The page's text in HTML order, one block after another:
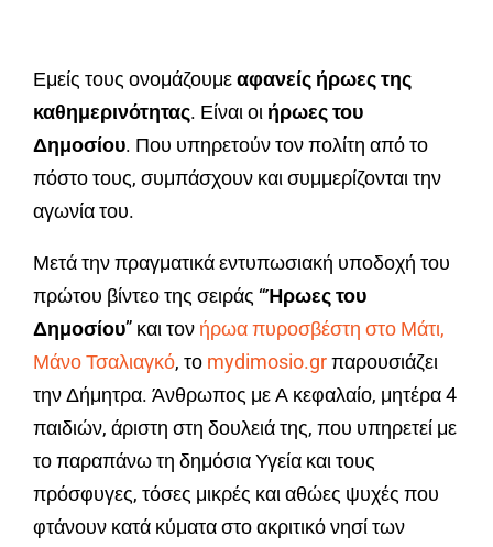
Εμείς τους ονομάζουμεαφανείς ήρωες της
καθημερινότητας. Είναι οι ήρωες του
Δημοσίου. Που υπηρετούν τον πολίτη από το
πόστο τους, συμπάσχουν και συμμερίζονται την
αγωνία του.
Μετά την πραγματικά εντυπωσιακή υποδοχή του
πρώτου βίντεο της σειράς “Ήρωες του
Δημοσίου” και τον ήρωα πυροσβέστη στο Μάτι,
Μάνο Τσαλιαγκό, το mydimosio.grπαρουσιάζει
την Δήμητρα. Άνθρωπος με Α κεφαλαίο, μητέρα 4
παιδιών, άριστη στη δουλειά της, που υπηρετεί με
το παραπάνω τη δημόσια Υγεία και τους
πρόσφυγες, τόσες μικρές και αθώες ψυχές που
φτάνουν κατά κύματα στο ακριτικό νησί των